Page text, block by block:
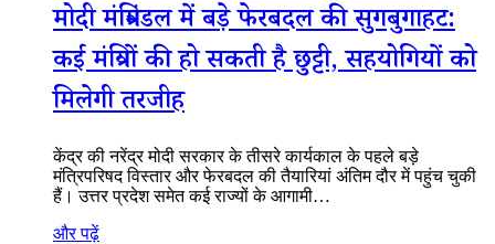
मोदी मंत्रिमंडल में बड़े फेरबदल की सुगबुगाहट:
कई मंत्रियों की हो सकती है छुट्टी, सहयोगियों को
मिलेगी तरजीह
केंद्र की नरेंद्र मोदी सरकार के तीसरे कार्यकाल के पहले बड़े
मंत्रिपरिषद विस्तार और फेरबदल की तैयारियां अंतिम दौर में पहुंच चुकी
हैं। उत्तर प्रदेश समेत कई राज्यों के आगामी…
और पढ़ें